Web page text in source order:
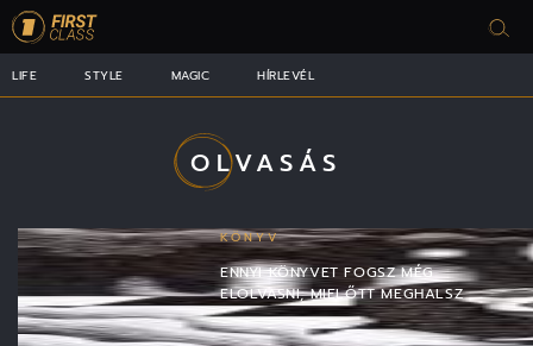
LIFE STYLE MAGIC HÍRLEVÉL
OLVASÁS
KÖNYV
ENNYI KÖNYVET FOGSZ MÉG
ELOLVASNI, MIELŐTT MEGHALSZ